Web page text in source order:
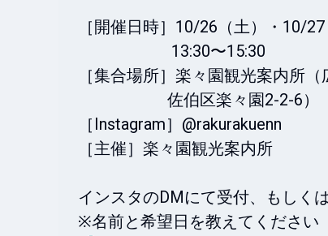
［開催日時］10/26（土）・10/27
［集合場所］楽々園観光案内所（
［Instagram］@rakurakuenn
［主催］楽々園観光案内所
インスタのDMにて受付、もしく
※名前と希望日を教えてください